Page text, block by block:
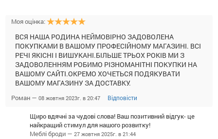
Моя оцінка:
ВСЯ НАША РОДИНА НЕЙМОВIРНО ЗАДОВОЛЕНА
ПОКУПКАМИ В ВАШОМУ ПРОФЕСIЙНОМУ МАГАЗИНI. ВСI
РЕЧI ЯКIСНI I ВИШУКАНI.БIЛЬШЕ ТРЬОХ РОКIВ МИ З
ЗАДОВОЛЕННЯМ РОБИМО РIЗНОМАНIТНI ПОКУПКИ НА
ВАШОМУ САЙТI.ОКРЕМО ХОЧЕТЬСЯ ПОДЯКУВАТИ
ВАШОМУ МАГАЗИНУ ЗА ДОСТАВКУ.
Роман — 08 жовтня 2023г. в 20:47 Відповісти
Щиро вдячні за чудові слова! Ваш позитивний відгук- це
найкращий стимул для нашого розвитку!
Меблі броди — 27 жовтня 2025г. в 21:44